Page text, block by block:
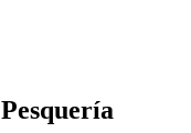
Pesquería